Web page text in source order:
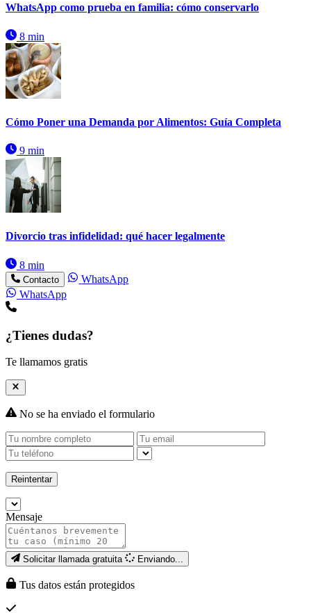
WhatsApp como prueba en familia: cómo conservarlo
8 min
Cómo Poner una Demanda por Alimentos: Guía Completa
9 min
Divorcio tras infidelidad: qué hacer legalmente
8 min
Contacto
WhatsApp
WhatsApp
¿Tienes dudas?
Te llamamos gratis
No se ha enviado el formulario
Reintentar
Mensaje
Solicitar llamada gratuita Enviando...
Tus datos están protegidos